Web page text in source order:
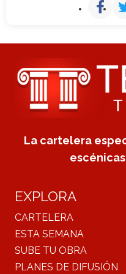
La cartelera
EXPLORA
CARTELERA
ESTA SEMANA
SUBE TU OBRA
PLANES DE DIFUSIÓN